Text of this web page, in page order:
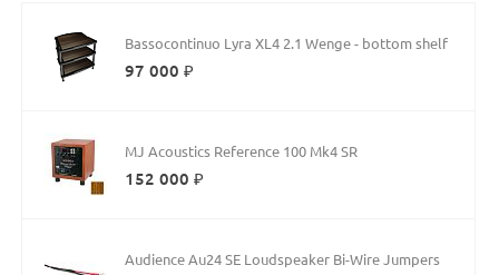
Bassocontinuo Lyra XL4 2.1 Wenge - bottom shelf
97 000 ₽
MJ Acoustics Reference 100 Mk4 SR
152 000 ₽
Audience Au24 SE Loudspeaker Bi-Wire Jumpers